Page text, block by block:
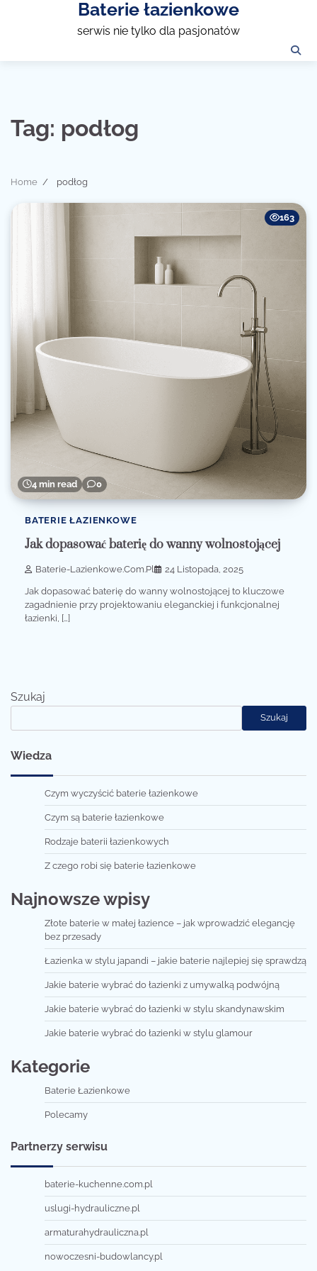
Baterie łazienkowe
serwis nie tylko dla pasjonatów
Tag: podłog
Home podłog
4 min read 0
163
BATERIE ŁAZIENKOWE
Jak dopasować baterię do wanny wolnostojącej
Baterie-Lazienkowe.com.pl 24 Listopada, 2025
Jak dopasować baterię do wanny wolnostojącej to kluczowe
zagadnienie przy projektowaniu eleganckiej i funkcjonalnej
łazienki, […]
Szukaj
Szukaj
Wiedza
Czym wyczyścić baterie łazienkowe
Czym są baterie łazienkowe
Rodzaje baterii łazienkowych
Z czego robi się baterie łazienkowe
Najnowsze wpisy
Złote baterie w małej łazience – jak wprowadzić elegancję
bez przesady
Łazienka w stylu japandi – jakie baterie najlepiej się sprawdzą
Jakie baterie wybrać do łazienki z umywalką podwójną
Jakie baterie wybrać do łazienki w stylu skandynawskim
Jakie baterie wybrać do łazienki w stylu glamour
Kategorie
Baterie Łazienkowe
Polecamy
Partnerzy serwisu
baterie-kuchenne.com.pl
uslugi-hydrauliczne.pl
armaturahydrauliczna.pl
nowoczesni-budowlancy.pl